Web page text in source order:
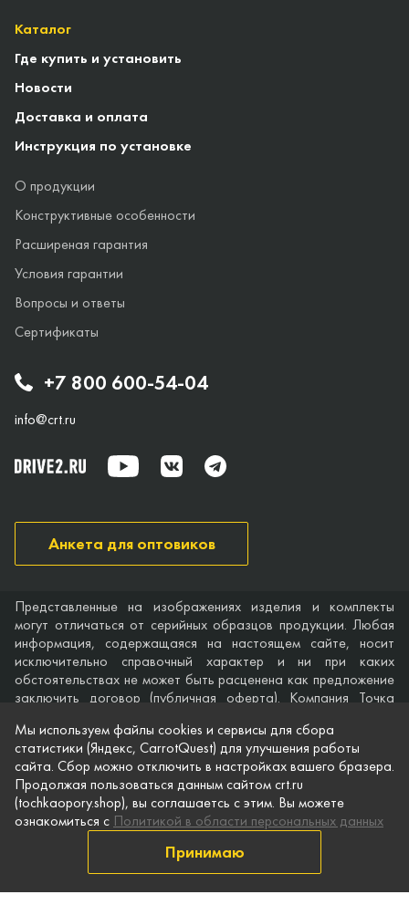
+7 800 600-54-04
info@crt.ru
Каталог
Где купить и установить
Новости
Доставка и оплата
Инструкция по установке
О продукции
Конструктивные особенности
Расширеная гарантия
Условия гарантии
Вопросы и ответы
Сертификаты
Анкета для оптовиков
Представленные на изображениях изделия и комплекты
могут отличаться от серийных образцов продукции. Любая
информация, содержащаяся на настоящем сайте, носит
исключительно справочный характер и ни при каких
обстоятельствах не может быть расценена как предложение
заключить договор (публичная оферта). Компания Точка
точности и полноты информации на веб-сайте, а также по
поводу беспрепятственного доступа к нему в любое время.
Технические характеристики и комплектация изделий,
указанные на сайте, приведены для примера и могут быть
изменены в любое время без предварительного уведомления.
© Точка опоры, 2021–2026
Защита персональной информации
Мы используем файлы cookies и сервисы для сбора
статистики (Яндекс, CarrotQuest) для улучшения работы
сайта. Сбор можно отключить в настройках вашего бразера.
Продолжая пользоваться данным сайтом crt.ru
(tochkaopory.shop), вы соглашаетсь с этим. Вы можете
ознакомиться с Политикой в области персональных данных
Принимаю